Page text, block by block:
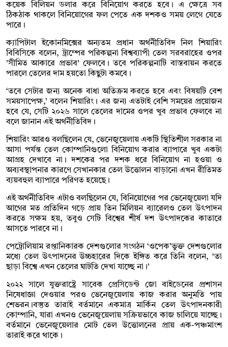
কয়েক বিলিয়ন ডলার করে বিনিয়োগ করতে হবে। এ ক্ষেত্রে সব
ঠিকঠাক থাকলে বিনিয়োগের ফল পেতে এক দশকও সময় লেগে যেতে
পারে।
ক্যাপিটাল ইকোনমিক্সের অন্যতম প্রধান অর্থনীতিবিদ নিল শিয়ারিং
বিবিসিকে বলেন, ট্রাম্পের পরিকল্পনা বিশ্বব্যাপী তেল সরবরাহের ওপর
'সীমিত আকারে প্রভাব' ফেলবে। তবে পরিকল্পনাটি বাস্তবায়ন করতে
পারলে তেলের দাম হয়তো কিছুটা কমবে।
‘তবে সেটার জন্য অনেক বাধা অতিক্রম করতে হবে এবং বিষয়টি বেশ
সময়সাপেক্ষ,’ বলেন শিয়ারিং। এর জন্য এতটাই বেশি সময়ের প্রয়োজন
হবে যে, সেটি ২০২৬ সালে তেলের দামের ওপর খুব প্রভাব ফেলবে না
বলে জানান এই অর্থনীতিবিদ।
শিয়ারিং আরও বলছিলেন যে, ভেনেজুয়েলায় একটি স্থিতিশীল সরকার না
আসা পর্যন্ত তেল কোম্পানিগুলো বিনিয়োগ করার ব্যাপারে খুব একটা
আগ্রহ দেখাবে না। দশকের পর দশক ধরে বিনিয়োগ না হওয়া ও
অব্যবস্থাপনার কারণে সেখানকার তেল উত্তোলন বাড়ানো এখন রীতিমত
ব্যয়বহুল ব্যাপারে পরিণত হয়েছে।
এই অর্থনীতিবিদ এটাও বলছিলেন যে, বিনিয়োগের পর ভেনেজুয়েলা যদি
আগের মত প্রতিদিন গড়ে প্রায় তিন মিলিয়ন ব্যারেলও তেল উৎপাদন
করতে সক্ষম হয়, তবুও সেটি বিশ্বের শীর্ষ দশ উৎপাদকের কাতারে
আসতে পারবে না।
পেট্রোলিয়াম রপ্তানিকারক দেশগুলোর সংগঠন ‘ওপেক’ভুক্ত দেশগুলোর
মধ্যে তেল উৎপাদনের উচ্চহারের দিকে ইঙ্গিত করে তিনি বলেন, ‘তা
ছাড়া বিশ্বে এখন তেলের ঘাটতি দেখা যাচ্ছে না।’
২০২২ সালে যুক্তরাষ্ট্রে সাবেক প্রেসিডেন্ট জো বাইডেনের প্রশাসন
নিষেধাজ্ঞা দেওয়ার পরও ভেনেজুয়েলায় কাজ করার অনুমতি পায়
শেভরন।বস্তুত তারাই বর্তমানে একমাত্র মার্কিন তেল উৎপাদনকারী
কোম্পানি, যারা এখনও ভেনেজুয়েলায় সক্রিয়ভাবে কাজ চালিয়ে যাচ্ছে।
বর্তমানে ভেনেজুয়েলার মোট তেল উত্তোলনের প্রায় এক-পঞ্চমাংশ
তারাই করে থাকে।